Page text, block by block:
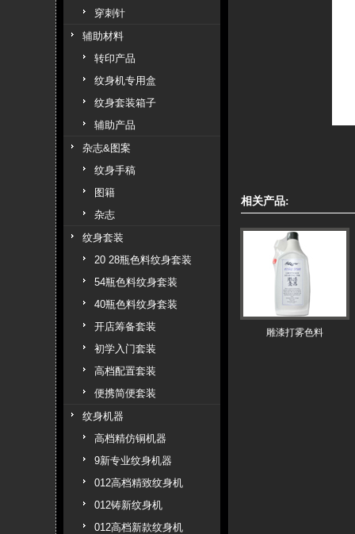
穿刺针
辅助材料
转印产品
纹身机专用盒
纹身套装箱子
辅助产品
杂志&图案
纹身手稿
图籍
杂志
纹身套装
20 28瓶色料纹身套装
54瓶色料纹身套装
40瓶色料纹身套装
开店筹备套装
初学入门套装
高档配置套装
便携简便套装
纹身机器
高档精仿铜机器
9新专业纹身机器
012高档精致纹身机
012铸新纹身机
012高档新款纹身机
相关产品:
雕漆打雾色料